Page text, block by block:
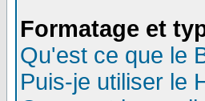
Formatage et
Qu'est ce que le
Puis-je utiliser le